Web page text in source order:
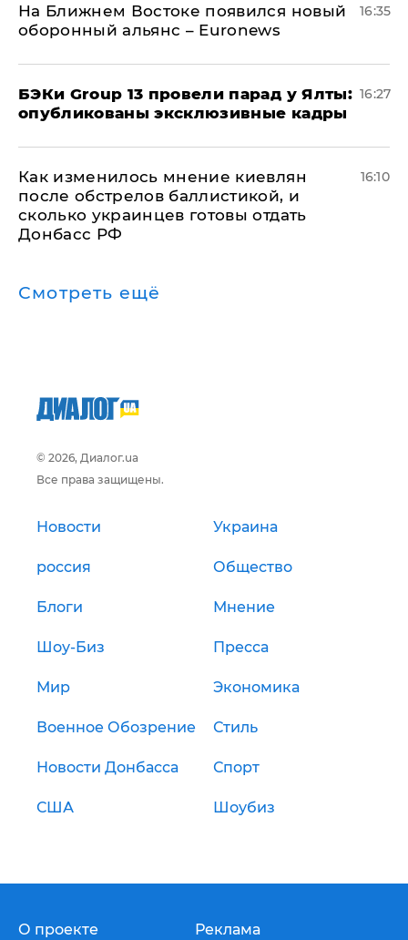
На Ближнем Востоке появился новый
оборонный альянс – Euronews
16:35
​БЭКи Group 13 провели парад у Ялты:
опубликованы эксклюзивные кадры
16:27
Как изменилось мнение киевлян
после обстрелов баллистикой, и
сколько украинцев готовы отдать
Донбасс РФ
16:10
Смотреть ещё
© 2026, Диалог.ua
Все права защищены.
Новости Украина
россия Общество
Блоги Мнение
Шоу-Биз Пресса
Мир Экономика
Военное Обозрение Стиль
Новости Донбасса Спорт
США Шоубиз
О проекте Реклама